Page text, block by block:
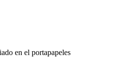
en el portapapeles